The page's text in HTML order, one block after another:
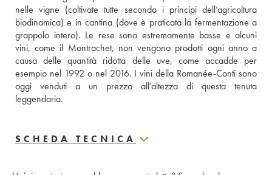
nelle vigne (coltivate tutte secondo i principi dell’agricoltura
biodinamica) e in cantina (dove è praticata la fermentazione a
grappolo intero). Le rese sono estremamente basse e alcuni
vini, come il Montrachet, non vengono prodotti ogni anno a
causa delle quantità ridotta delle uve, come accadde per
esempio nel 1992 o nel 2016. I vini della Romanée-Conti sono
oggi venduti a un prezzo all’altezza di questa tenuta
leggendaria.
SCHEDA TECNICA